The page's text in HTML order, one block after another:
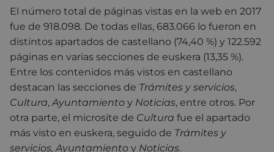
El número total de páginas vistas en la web en 2017
fue de 918.098. De todas ellas, 683.066 lo fueron en
distintos apartados de castellano (74,40 %) y 122.592
páginas en varias secciones de euskera (13,35 %).
Entre los contenidos más vistos en castellano
destacan las secciones de Trámites y servicios,
Cultura,Ayuntamiento y Noticias, entre otros. Por
otra parte, el microsite de Cultura fue el apartado
más visto en euskera, seguido de Trámites y
servicios, Ayuntamiento y Noticias.